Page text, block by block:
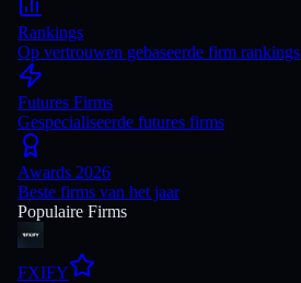
Rankings
Op vertrouwen gebaseerde firm rankings
Futures Firms
Gespecialiseerde futures firms
Awards 2026
Beste firms van het jaar
Populaire Firms
FXIFY